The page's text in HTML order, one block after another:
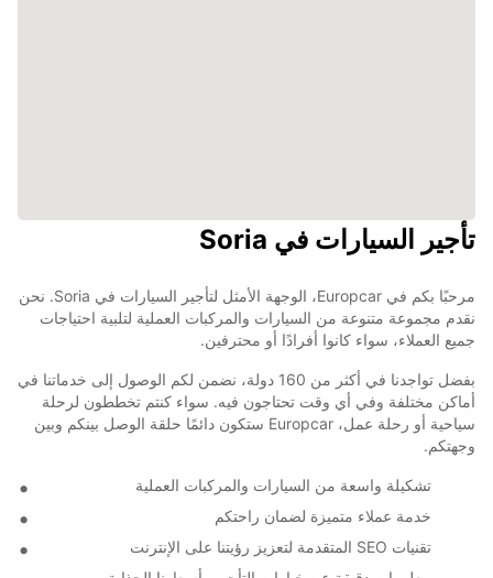
تأجير السيارات في Soria
مرحبًا بكم في Europcar، الوجهة الأمثل لتأجير السيارات في Soria. نحن
نقدم مجموعة متنوعة من السيارات والمركبات العملية لتلبية احتياجات
جميع العملاء، سواء كانوا أفرادًا أو محترفين.
بفضل تواجدنا في أكثر من 160 دولة، نضمن لكم الوصول إلى خدماتنا في
أماكن مختلفة وفي أي وقت تحتاجون فيه. سواء كنتم تخططون لرحلة
سياحية أو رحلة عمل، Europcar ستكون دائمًا حلقة الوصل بينكم وبين
وجهتكم.
تشكيلة واسعة من السيارات والمركبات العملية
خدمة عملاء متميزة لضمان راحتكم
تقنيات SEO المتقدمة لتعزيز رؤيتنا على الإنترنت